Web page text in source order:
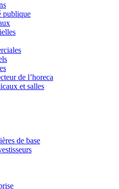
publique
de l’horeca
et salles
de base